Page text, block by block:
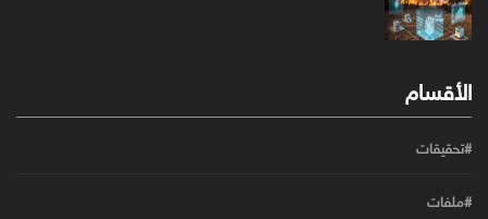
الأقسام
#تحقيقات
#ملفات